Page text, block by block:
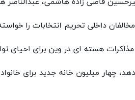
داخلی تحریم انتخابات را
هسته ای در وین برای احیای توافق هسته
دهد، چهار میلیون خانه جدید برای